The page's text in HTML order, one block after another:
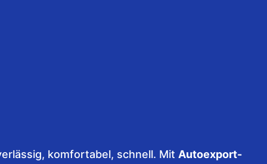
komfortabel, schnell. Mit Autoexport-